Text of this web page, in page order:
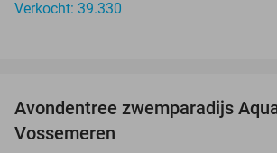
Verkocht: 39.330
Avondentree zwemparadijs
Vossemeren